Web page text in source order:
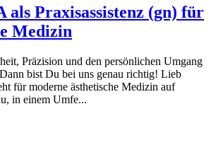
als Praxisassistenz (gn) für
Medizin
Präzision und den persönlichen Umgang
bist Du bei uns genau richtig! Lieb
für moderne ästhetische Medizin auf
in einem Umfe...